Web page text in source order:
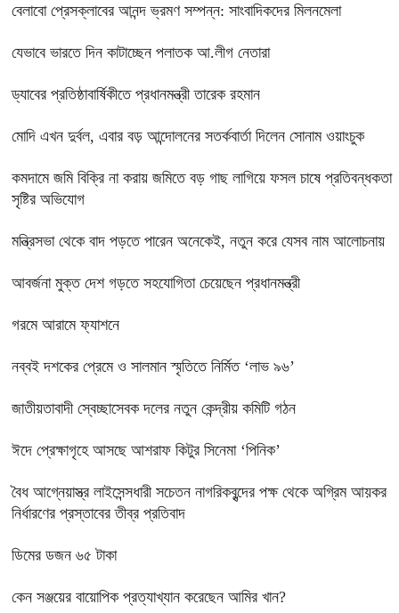
বেলাবো প্রেসক্লাবের আনন্দ ভ্রমণ সম্পন্ন: সাংবাদিকদের মিলনমেলা
যেভাবে ভারতে দিন কাটাচ্ছেন পলাতক আ.লীগ নেতারা
ড্যাবের প্রতিষ্ঠাবার্ষিকীতে প্রধানমন্ত্রী তারেক রহমান
মোদি এখন দুর্বল, এবার বড় আন্দোলনের সতর্কবার্তা দিলেন সোনাম ওয়াংচুক
কমদামে জমি বিক্রি না করায় জমিতে বড় গাছ লাগিয়ে ফসল চাষে প্রতিবন্ধকতা
সৃষ্টির অভিযোগ
মন্ত্রিসভা থেকে বাদ পড়তে পারেন অনেকেই, নতুন করে যেসব নাম আলোচনায়
আবর্জনা মুক্ত দেশ গড়তে সহযোগিতা চেয়েছেন প্রধানমন্ত্রী
গরমে আরামে ফ্যাশনে
নব্বই দশকের প্রেমে ও সালমান স্মৃতিতে নির্মিত ‘লাভ ৯৬’
জাতীয়তাবাদী স্বেচ্ছাসেবক দলের নতুন কেন্দ্রীয় কমিটি গঠন
ঈদে প্রেক্ষাগৃহে আসছে আশরাফ কিটুর সিনেমা ‘পিনিক’
বৈধ আগ্নেয়াস্ত্র লাইসেন্সধারী সচেতন নাগরিকবৃন্দের পক্ষ থেকে অগ্রিম আয়কর
নির্ধারণের প্রস্তাবের তীব্র প্রতিবাদ
ডিমের ডজন ৬৫ টাকা
কেন সঞ্জয়ের বায়োপিক প্রত্যাখ্যান করেছেন আমির খান?